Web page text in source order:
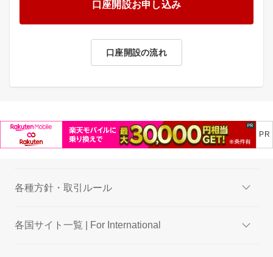
口座開設お申し込み
口座開設の流れ
各種方針・取引ルール
各国サイト一覧 | For International